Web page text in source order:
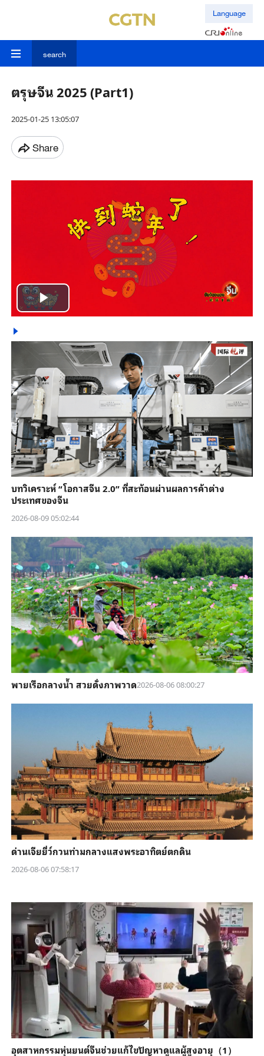
Language
search
ตรุษจีน 2025 (Part1)
2025-01-25 13:05:07
Share
Play
Video
บทวิเคราะห์ “โอกาสจีน 2.0” ที่สะท้อนผ่านผลการค้าต่าง
ประเทศของจีน
2026-08-09 05:02:44
พายเรือกลางน้ำ สวยดั่งภาพวาด2026-08-06 08:00:27
ด่านเจียยี่ว์กวนท่ามกลางแสงพระอาทิตย์ตกดิน
2026-08-06 07:58:17
อุตสาหกรรมหุ่นยนต์จีนช่วยแก้ไขปัญหาดูแลผู้สูงอายุ（1）